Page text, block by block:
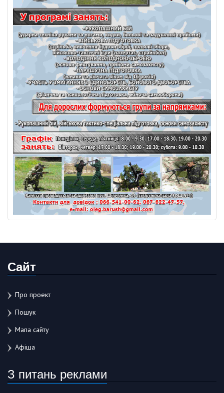
Сайт
Про проект
Пошук
Мапа сайту
Афіша
З питань реклами